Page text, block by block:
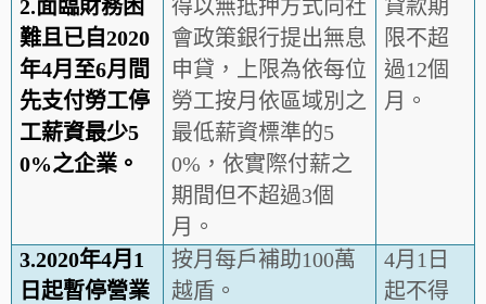
2.面臨財務困
難且已自2020
年4月至6月間
先支付勞工停
工薪資最少5
0%之企業 。
得以無抵押方式向社
會政策銀行提出無息
申貸，上限為依每位
勞工按月依區域別之
最低薪資標準的5
0%，依實際付薪之
期間但不超過3個
月。
貸款期
限不超
過12個
月。
3.2020年4月 1
日起暫停營業
按月每戶補助100萬
越盾。
4月1日
起不得